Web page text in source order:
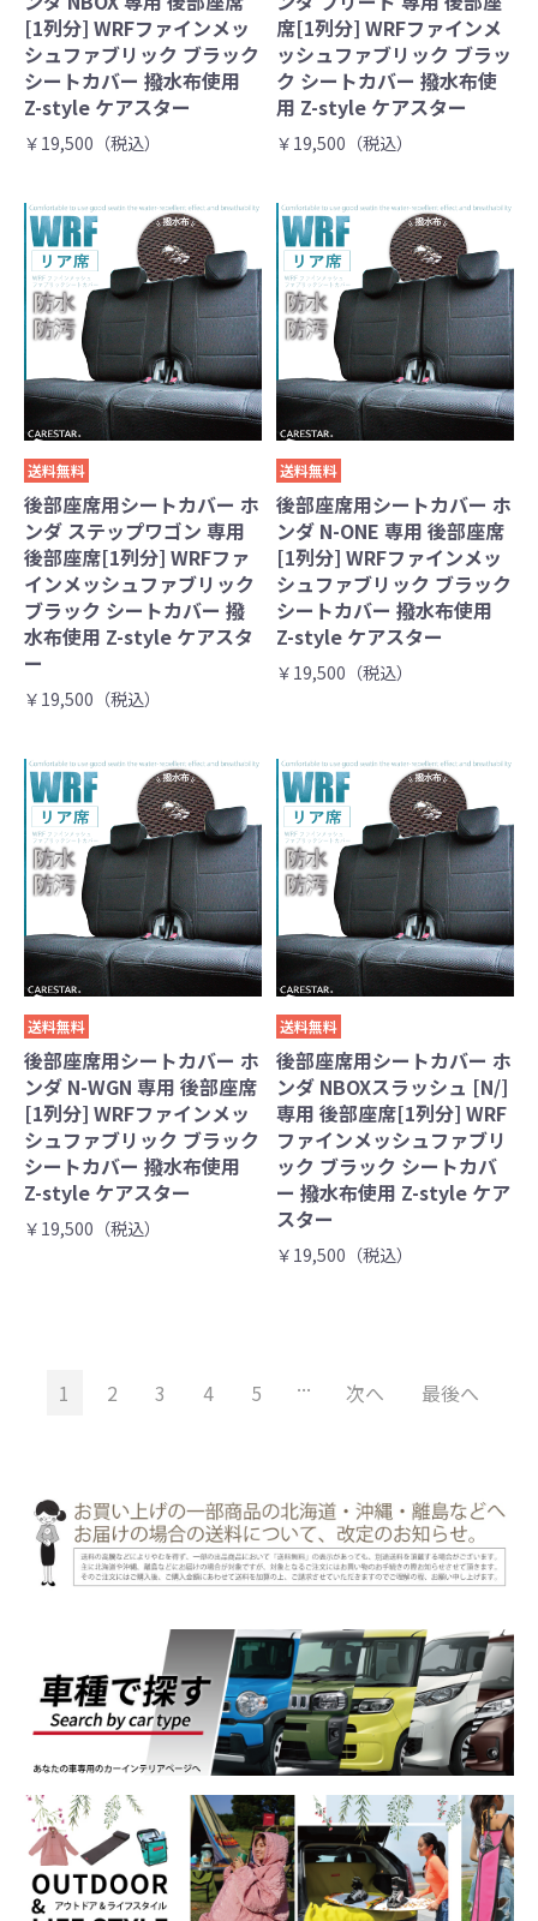
[1列分] WRFファインメッ
シュファブリック ブラック
シートカバー 撥水布使用
Z-style ケアスター
￥19,500（税込）
席[1列分] WRFファインメ
ッシュファブリック ブラッ
ク シートカバー 撥水布使
用 Z-style ケアスター
￥19,500（税込）
送料無料
後部座席用シートカバー ホ
ンダ ステップワゴン 専用
後部座席[1列分] WRFファ
インメッシュファブリック
ブラック シートカバー 撥
水布使用 Z-style ケアスタ
ー
￥19,500（税込）
送料無料
後部座席用シートカバー ホ
ンダ N-ONE 専用 後部座席
[1列分] WRFファインメッ
シュファブリック ブラック
シートカバー 撥水布使用
Z-style ケアスター
￥19,500（税込）
送料無料
後部座席用シートカバー ホ
ンダ N-WGN 専用 後部座席
[1列分] WRFファインメッ
シュファブリック ブラック
シートカバー 撥水布使用
Z-style ケアスター
￥19,500（税込）
送料無料
後部座席用シートカバー ホ
ンダ NBOXスラッシュ [N/]
専用 後部座席[1列分] WRF
ファインメッシュファブリ
ック ブラック シートカバ
ー 撥水布使用 Z-style ケア
スター
￥19,500（税込）
1 2 3 4 5 ... 次へ 最後へ